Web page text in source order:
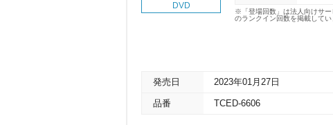
DVD
※「登場回数」は法人向けサー
のランクイン回数を掲載してい
発売日 2023年01月27日
品番 TCED-6606